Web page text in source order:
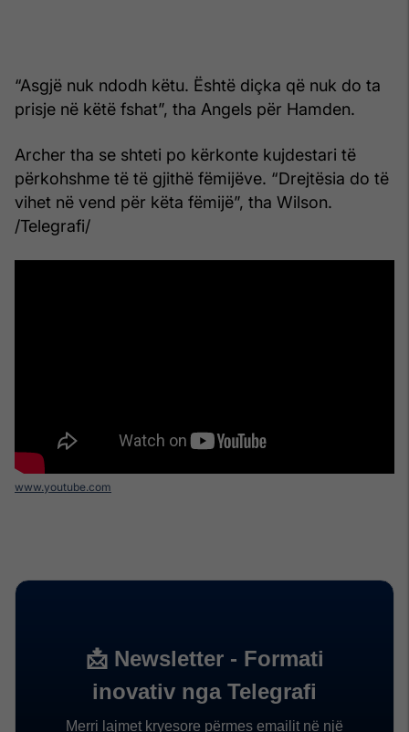
“Asgjë nuk ndodh këtu. Është diçka që nuk do ta
prisje në këtë fshat”, tha Angels për Hamden.
Archer tha se shteti po kërkonte kujdestari të
përkohshme të të gjithë fëmijëve. “Drejtësia do të
vihet në vend për këta fëmijë”, tha Wilson.
/Telegrafi/
www.youtube.com